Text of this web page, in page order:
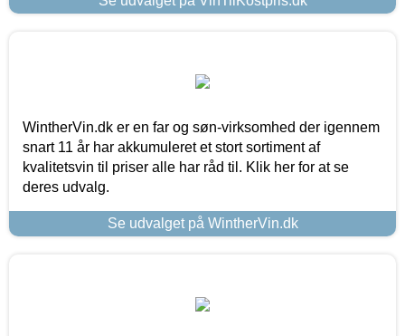
WintherVin.dk er en far og søn-virksomhed der igennem
snart 11 år har akkumuleret et stort sortiment af
kvalitetsvin til priser alle har råd til. Klik her for at se
deres udvalg.
Se udvalget på WintherVin.dk